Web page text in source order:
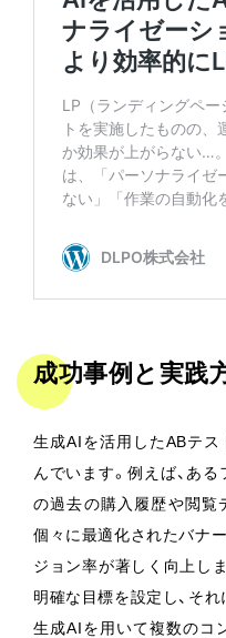
成功事例と実践
生成AIを活用したABテス
んでいます。例えば、あ
の過去の購入履歴や閲覧
個々に最適化されたバナ
ジョン率が著しく向上し
明確な目標を設定し、それ
生成AIを用いて複数のコ